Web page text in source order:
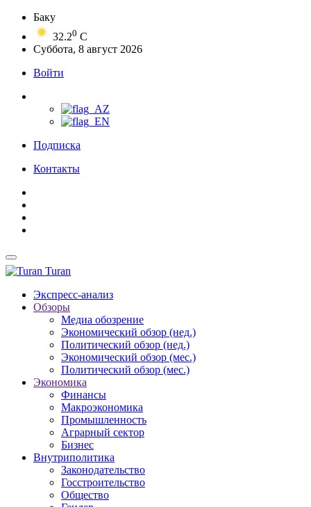
Баку
32.20 C
Суббота, 8 август 2026
Войти
Подписка
Контакты
Turan
Экспресс-анализ
Обзоры
Медиа обозрение
Экономический обзор (нед.)
Политический обзор (нед.)
Экономический обзор (мес.)
Политический обзор (мес.)
Экономика
Финансы
Макроэкономика
Промышленность
Аграрный сектор
Бизнес
Внутриполитика
Законодательство
Госстроительство
Общество